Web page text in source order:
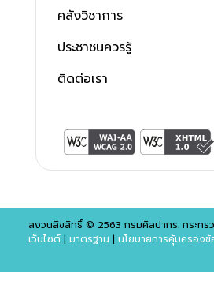
คลังวิชาการ
ประชาชนควรรู้
ติดต่อเรา
สงวนลิขสิทธิ์ © 2563 กรมศิลปากร. กระท
เว็บไซต์| มาตรฐาน | นโยบายการคุ้มครอง